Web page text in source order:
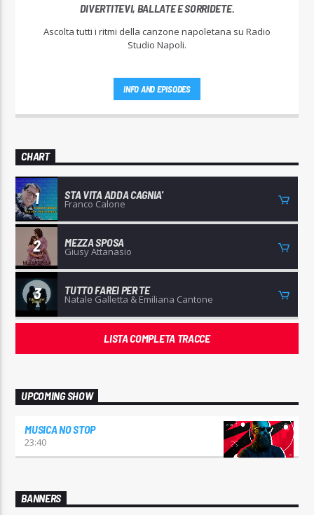
DIVERTITEVI, BALLATE E SORRIDETE.
Ascolta tutti i ritmi della canzone napoletana su Radio
Studio Napoli.
INFO AND EPISODES
CHART
1 STA VITA ADDA CAGNIA'
Franco Calone
2 MEZZA SPOSA
Giusy Attanasio
3 TUTTO FAREI PER TE
Natale Galletta & Emiliana Cantone
LISTA COMPLETA TRACCE
UPCOMING SHOW
MUSICA NO STOP
23:40
BANNERS